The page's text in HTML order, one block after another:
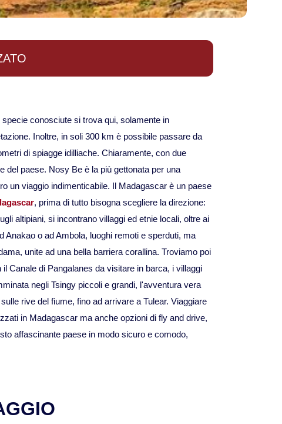
Viaggi in Mauritania
Viaggi in Senegal
Viaggi in Uganda
Viaggi in Zanzibar
Viaggi in Botswana
Viaggi in Kenya
Viaggi in Madagascar
Viaggi in Namibia
Asia
conosciute si trova qui, solamente in
Inoltre, in soli 300 km è possibile passare da
di spiagge idilliache. Chiaramente, con due
del paese. Nosy Be è la più gettonata per una
un viaggio indimenticabile. Il Madagascar è un paese
, prima di tutto bisogna scegliere la direzione:
altipiani, si incontrano villaggi ed etnie locali, oltre ai
o ad Ambola, luoghi remoti e sperduti, ma
unite ad una bella barriera corallina. Troviamo poi
Canale di Pangalanes da visitare in barca, i villaggi
negli Tsingy piccoli e grandi, l'avventura vera
rive del fiume, fino ad arrivare a Tulear. Viaggiare
in Madagascar ma anche opzioni di fly and drive,
affascinante paese in modo sicuro e comodo,